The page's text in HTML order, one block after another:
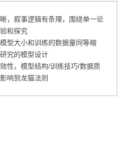
，叙事逻辑有条理，围绕单一论
和探究
型大小和训练的数据量同等缩
究的模型设计
性，模型结构/训练技巧/数据质
响到龙猫法则